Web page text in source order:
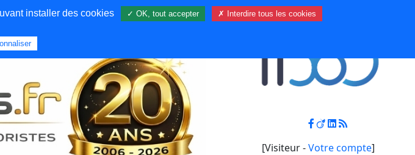
Qui sommes nous Contact Mon compte
[Visiteur -Votre compte]
installer des cookies ✓ OK, tout accepter ✗ Interdire tous les cookies